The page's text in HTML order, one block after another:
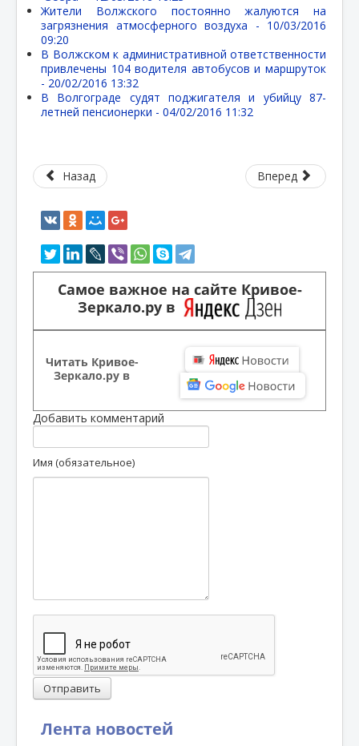
Лента новостей
Жители Волжского постоянно жалуются на
загрязнения атмосферного воздуха - 10/03/2016
09:20
В Волжском к административной ответственности
привлечены 104 водителя автобусов и маршруток
- 20/02/2016 13:32
В Волгограде судят поджигателя и убийцу 87-
летней пенсионерки - 04/02/2016 11:32
Назад Вперед
Самое важное на сайте Кривое-
Зеркало.ру в
Читать Кривое-
Зеркало.ру в
Добавить комментарий
Имя (обязательное)
Отправить